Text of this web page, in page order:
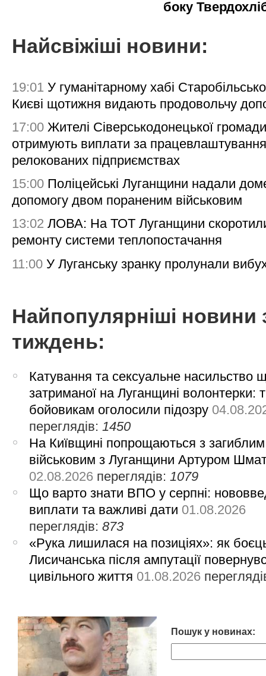
боку
Найсвіжіші новини:
19:01 У гуманітарному хабі
Києві щотижня видають продовольчу
17:00 Жителі Сіверськодонецької
отримують виплати за
релокованих підприємствах
15:00 Поліцейські Луганщини надали
допомогу двом пораненим військовим
13:02 ЛОВА: На ТОТ Луганщини
ремонту системи теплопостачання
11:00 У Луганську зранку пролунали
Найпопулярніші новини
тиждень:
Катування та сексуальне насильство
затриманої на Луганщині волонтерки:
бойовикам оголосили підозру
переглядів: 1450
На Київщині попрощаються з загиблим
військовим з Луганщини Артуром
02.08.2026 переглядів: 1079
Що варто знати ВПО у серпні:
виплати та важливі дати 01.08.2026
переглядів:873
«Рука лишилася на позиціях»: як
Лисичанська після ампутації
цивільного життя 01.08.2026
Пошук у новинах: